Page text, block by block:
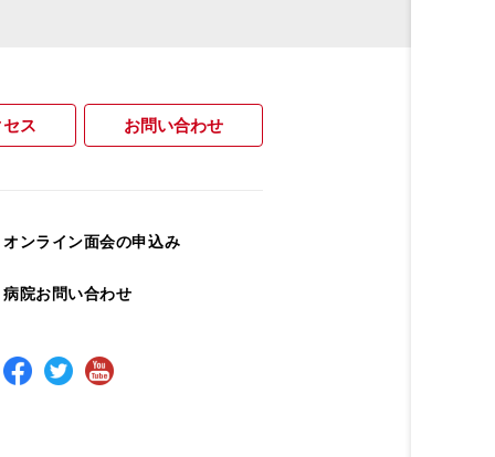
ス お問い合わせ
オンライン面会の申込み
病院お問い合わせ